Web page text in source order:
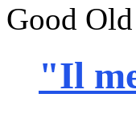
Good
"Il